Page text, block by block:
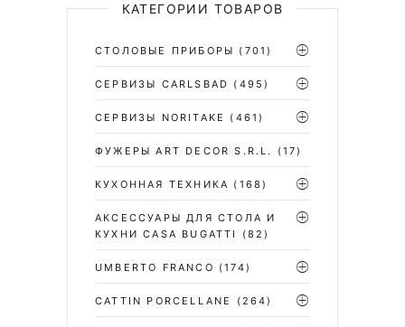
КАТЕГОРИИ ТОВАРОВ
СТОЛОВЫЕ ПРИБОРЫ (701)
CЕРВИЗЫ CARLSBAD (495)
СЕРВИЗЫ NORITAKE (461)
ФУЖЕРЫ ART DECOR S.R.L. (17)
КУХОННАЯ ТЕХНИКА (168)
АКСЕССУАРЫ ДЛЯ СТОЛА И
КУХНИ CASA BUGATTI
(82)
UMBERTO FRANCO (174)
CATTIN PORCELLANE (264)